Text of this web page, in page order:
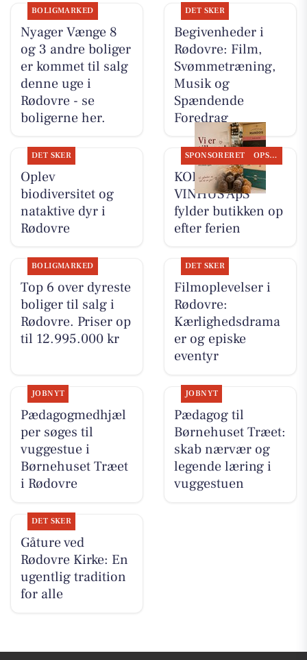
BOLIGMARKED
Nyager Vænge 8
og 3 andre boliger
er kommet til salg
denne uge i
Rødovre - se
boligerne her.
DET SKER
Begivenheder i
Rødovre: Film,
Svømmetræning,
Musik og
Spændende
Foredrag
DET SKER
Oplev
biodiversitet og
nataktive dyr i
Rødovre
SPONSORERET OPSLAGSTAVLEN
KOKKENS
VINHUS ApS
fylder butikken op
efter ferien
BOLIGMARKED
Top 6 over dyreste
boliger til salg i
Rødovre. Priser op
til 12.995.000 kr
DET SKER
Filmoplevelser i
Rødovre:
Kærlighedsdrama
er og episke
eventyr
JOBNYT
Pædagogmedhjæl
per søges til
vuggestue i
Børnehuset Træet
i Rødovre
JOBNYT
Pædagog til
Børnehuset Træet:
skab nærvær og
legende læring i
vuggestuen
DET SKER
Gåture ved
Rødovre Kirke: En
ugentlig tradition
for alle